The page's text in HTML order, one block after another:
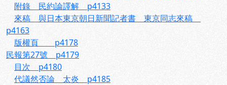
附錄 民約論譯解 p4133
來稿 與日本東京朝日新聞記者書 東京同志來稿
p4163
版權頁 p4178
民報第27號 p4179
目次 p4180
代議然否論 太炎 p4185